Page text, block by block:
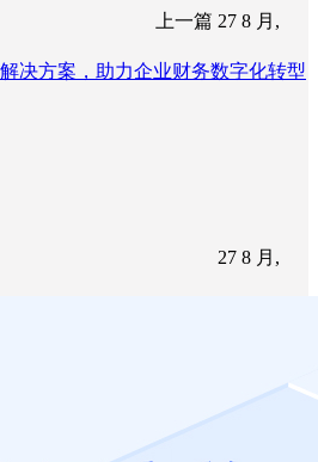
上一篇 27 8 月,
决方案，助力企业财务数字化转型
27 8 月,